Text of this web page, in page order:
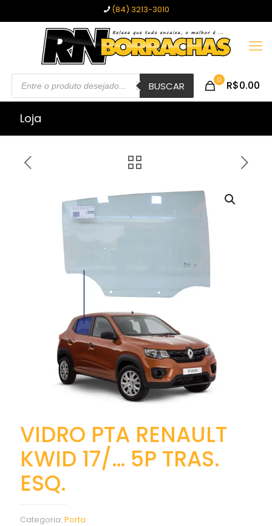
(84) 3213-3010
Pesquisar
produtos BUSCAR 0 R$0.00
Loja
VIDRO PTA RENAULT
KWID 17/… 5P TRAS.
ESQ.
Categoria: Porta